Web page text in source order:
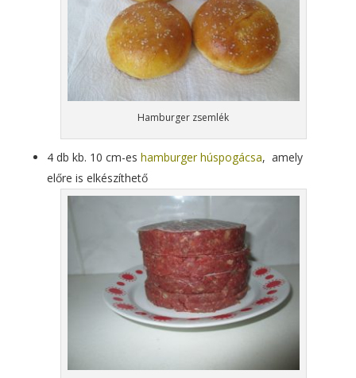
Hamburger zsemlék
4 db kb. 10 cm-es hamburger húspogácsa, amely
előre is elkészíthető